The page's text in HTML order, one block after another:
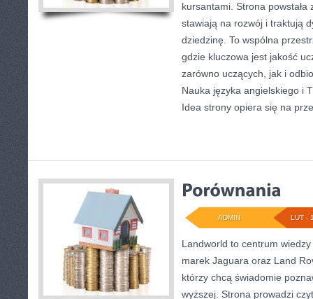
kursantami. Strona
stawiają na rozwój i traktują
dziedzinę. To wspólna
gdzie kluczowa jest jakość
zarówno uczących, jak i
Nauka języka angielskiego i
Idea strony opiera się na
LUT -
ADMIN
Landworld to centrum
marek Jaguara oraz Land
którzy chcą świadomie
wyższej. Strona prowadzi